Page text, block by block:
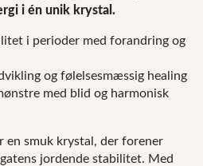
i én unik krystal.
i perioder med forandring og
og følelsesmæssig healing
med blid og harmonisk
en smuk krystal, der forener
jordende stabilitet. Med